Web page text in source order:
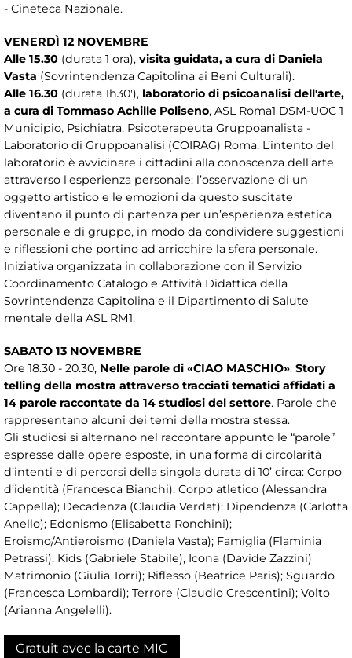
- Cineteca Nazionale.
VENERDÌ 12 NOVEMBRE
Alle 15.30 (durata 1 ora), visita guidata, a cura di Daniela
Vasta (Sovrintendenza Capitolina ai Beni Culturali).
Alle 16.30 (durata 1h30'), laboratorio di psicoanalisi dell'arte,
a cura di Tommaso Achille Poliseno, ASL Roma1 DSM-UOC 1
Municipio, Psichiatra, Psicoterapeuta Gruppoanalista -
Laboratorio di Gruppoanalisi (COIRAG) Roma. L’intento del
laboratorio è avvicinare i cittadini alla conoscenza dell’arte
attraverso l'esperienza personale: l’osservazione di un
oggetto artistico e le emozioni da questo suscitate
diventano il punto di partenza per un’esperienza estetica
personale e di gruppo, in modo da condividere suggestioni
e riflessioni che portino ad arricchire la sfera personale.
Iniziativa organizzata in collaborazione con il Servizio
Coordinamento Catalogo e Attività Didattica della
Sovrintendenza Capitolina e il Dipartimento di Salute
mentale della ASL RM1.
SABATO 13 NOVEMBRE
Ore 18.30 - 20.30, Nelle parole di «CIAO MASCHIO»: Story
telling della mostra attraverso tracciati tematici affidati a
14 parole raccontate da 14 studiosi del settore. Parole che
rappresentano alcuni dei temi della mostra stessa.
Gli studiosi si alternano nel raccontare appunto le “parole”
espresse dalle opere esposte, in una forma di circolarità
d’intenti e di percorsi della singola durata di 10’ circa: Corpo
d’identità (Francesca Bianchi); Corpo atletico (Alessandra
Cappella); Decadenza (Claudia Verdat); Dipendenza (Carlotta
Anello); Edonismo (Elisabetta Ronchini);
Eroismo/Antieroismo (Daniela Vasta); Famiglia (Flaminia
Petrassi); Kids (Gabriele Stabile), Icona (Davide Zazzini)
Matrimonio (Giulia Torri); Riflesso (Beatrice Paris); Sguardo
(Francesca Lombardi); Terrore (Claudio Crescentini); Volto
(Arianna Angelelli).
Gratuit avec la carte MIC